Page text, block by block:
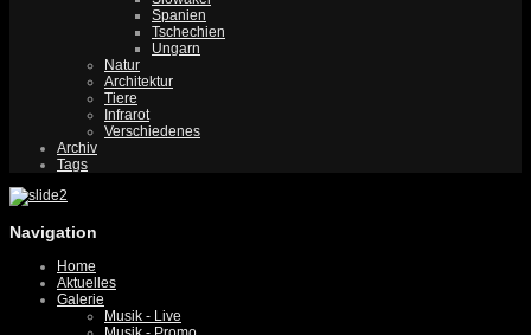
Spanien
Tschechien
Ungarn
Natur
Architektur
Tiere
Infrarot
Verschiedenes
Archiv
Tags
Navigation
Home
Aktuelles
Galerie
Musik - Live